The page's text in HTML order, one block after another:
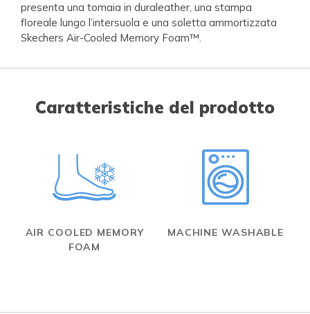
presenta una tomaia in duraleather, una stampa
floreale lungo l’intersuola e una soletta ammortizzata
Skechers Air-Cooled Memory Foam™.
Caratteristiche del prodotto
AIR COOLED MEMORY
FOAM
MACHINE WASHABLE